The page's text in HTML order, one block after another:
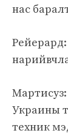
нас
Рейерард:
Украины
техник